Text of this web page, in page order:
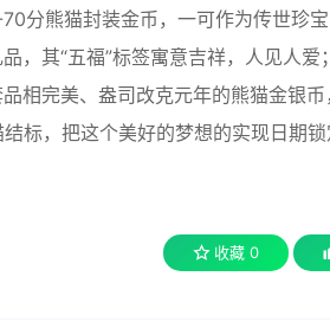
熊猫封装金币，一可作为传世珍
，其“五福”标签寓意吉祥，人见人
相完美、盎司改克元年的熊猫金银
标，把这个美好的梦想的实现日期锁
收藏 0